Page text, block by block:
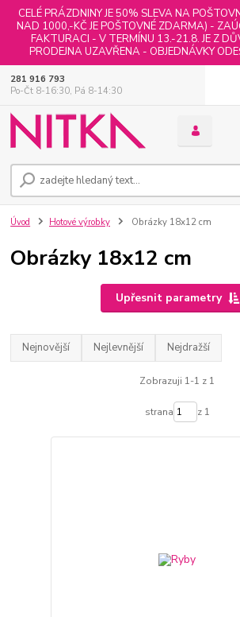
CELÉ PRÁZDNINY JE 50% SLEVA NA
NAD 1000,-KČ JE POŠTOVNÉ ZDARMA) -
FAKTURACI - V TERMÍNU 13.-21.8. JE Z
PRODEJNA UZAVŘENA - OBJEDNÁVKY
281 916 793
Po-Čt 8-16:30, Pá 8-14:30
Úvod Hotové výrobky Obrázky 18x12 cm
Obrázky 18x12 cm
Upřesnit parametry
Nejnovější Nejlevnější Nejdražší
Zobrazuji 1-1 z 1
strana z 1